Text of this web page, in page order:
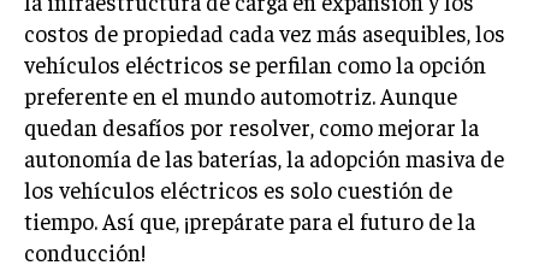
costos de propiedad cada vez más asequibles, los
vehículos eléctricos se perfilan como la opción
preferente en el mundo automotriz. Aunque
quedan desafíos por resolver, como mejorar la
autonomía de las baterías, la adopción masiva de
los vehículos eléctricos es solo cuestión de
tiempo. Así que, ¡prepárate para el futuro de la
conducción!